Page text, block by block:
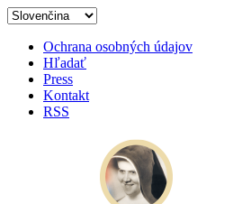
Skočiť na hlavný obsah
Ochrana osobných údajov
Hľadať
Press
Kontakt
RSS